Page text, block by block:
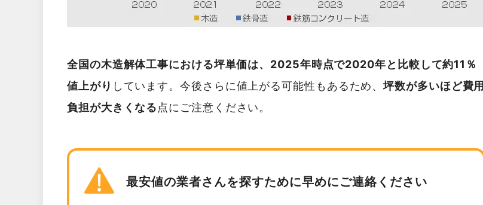
全国の木造解体工事における坪単価は、2025年時点で2020年と比較して約11％
値上がり しています。今後さらに値上がる可能性もあるため、坪数が多いほど費用
負担が大きくなる点にご注意ください。
最安値の業者さんを探すために早めにご連絡ください